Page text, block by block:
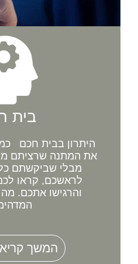
בית
היתרון בבית חכם
את המתנה שרציתם
מבלי שביקשתם
לראשכם, קראו
והרגישו אתכם.
המשך